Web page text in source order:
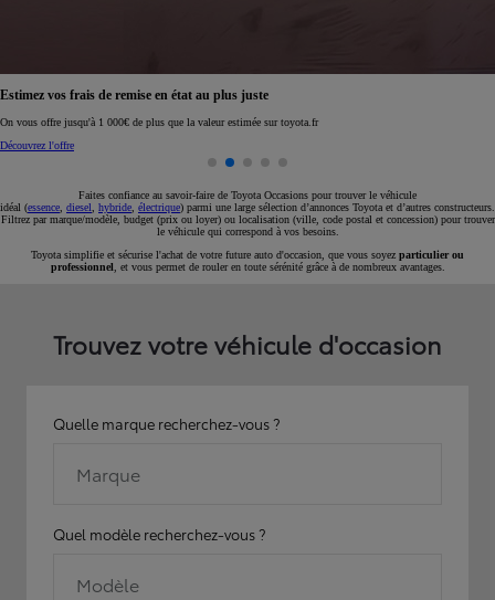
Réservez en ligne votre occasion pour 1€ seulement
Réservez en ligne
Faites confiance au savoir-faire de Toyota Occasions pour trouver le véhicule
idéal (essence diesel hybride électrique) parmi une large sélection d’annonces Toyota et d’autres constructeurs.
Filtrez par marque/modèle, budget (prix ou loyer) ou localisation (ville, code postal et concession) pour trouver
le véhicule qui correspond à vos besoins.
Toyota simplifie et sécurise l'achat de votre future auto d'occasion, que vous soyez particulier ou
professionnel , et vous permet de rouler en toute sérénité grâce à de nombreux avantages.
Trouvez votre véhicule d'occasion
Quelle marque recherchez-vous ?
Marque
Quel modèle recherchez-vous ?
Modèle